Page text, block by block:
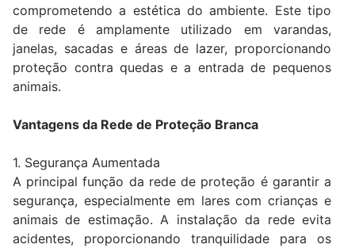
comprometendo a estética do ambiente. Este tipo
de rede é amplamente utilizado em varandas,
janelas, sacadas e áreas de lazer, proporcionando
proteção contra quedas e a entrada de pequenos
animais.
Vantagens da Rede de Proteção Branca
1. Segurança Aumentada
A principal função da rede de proteção é garantir a
segurança, especialmente em lares com crianças e
animais de estimação. A instalação da rede evita
acidentes, proporcionando tranquilidade para os